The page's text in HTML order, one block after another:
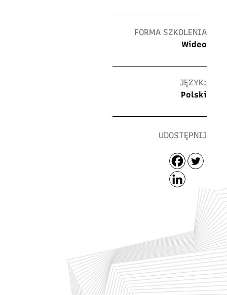
FORMA SZKOLENIA
Wideo
JĘZYK:
Polski
UDOSTĘPNIJ